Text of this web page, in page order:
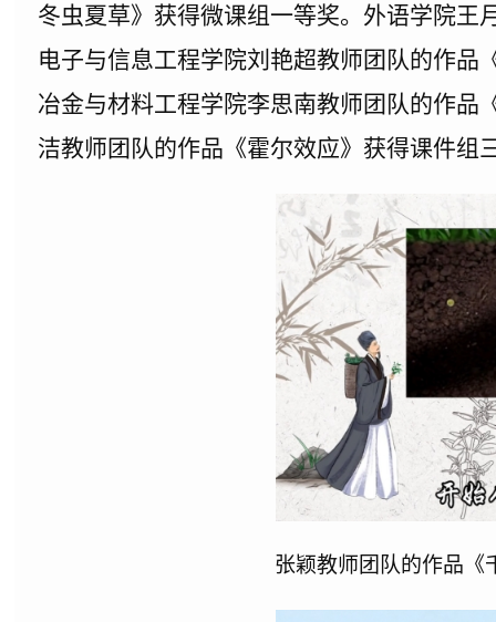
冬虫夏草》获得微课组一等奖。外语学院王
电子与信息工程学院刘艳超教师团队的作品
冶金与材料工程学院李思南教师团队的作品
洁教师团队的作品《霍尔效应》获得课件组
张颖教师团队的作品《